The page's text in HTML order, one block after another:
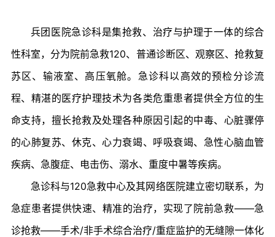
兵团医院急诊科是集抢救、治疗与护理于一体的综合
性科室，分为院前急救120、普通诊断区、观察区、抢救复
苏区、输液室、高压氧舱。急诊科以高效的预检分诊流
程、精湛的医疗护理技术为各类危重患者提供全方位的生
命支持，擅长抢救及处理各种原因引起的中毒、心脏骤停
的心肺复苏、休克、心力衰竭、呼吸衰竭、急性心脑血管
疾病、急腹症、电击伤、溺水、重度中暑等疾病。
急诊科与120急救中心及其网络医院建立密切联系，为
急症患者提供快速、精准的治疗，实现了院前急救——急
诊抢救——手术/非手术综合治疗/重症监护的无缝隙一体化